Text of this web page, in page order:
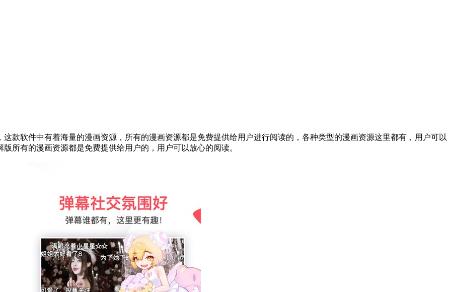
款软件中有着海量的漫画资源，所有的漫画资源都是免费提供给用户进行阅读的，各种类型的漫画资源这里都有，用户可以
所有的漫画资源都是免费提供给用户的，用户可以放心的阅读。